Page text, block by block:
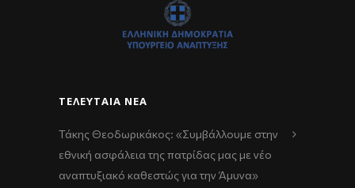
ΤΕΛΕΥΤΑΊΑ ΝΈΑ
Τάκης Θεοδωρικάκος: «Συμβάλλουμε στην
εθνική ασφάλεια της πατρίδας μας με νέο
αναπτυξιακό καθεστώς για την Άμυνα»